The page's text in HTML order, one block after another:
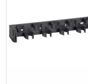
Inwendige